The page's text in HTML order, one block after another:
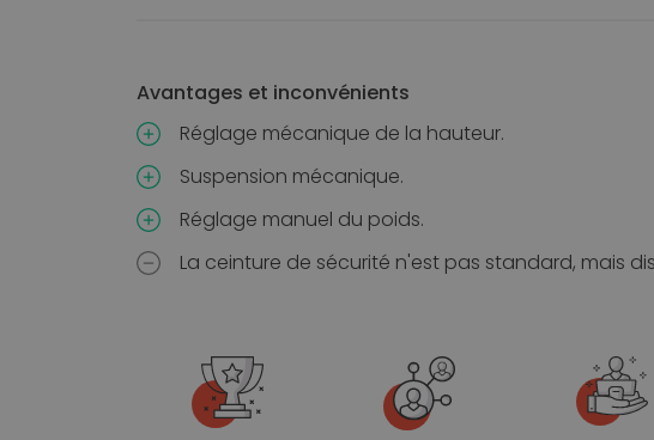
Avantages et inconvénients
Réglage mécanique de la hauteur.
Suspension mécanique.
Réglage manuel du poids.
La ceinture de sécurité n'est pas standard, mais